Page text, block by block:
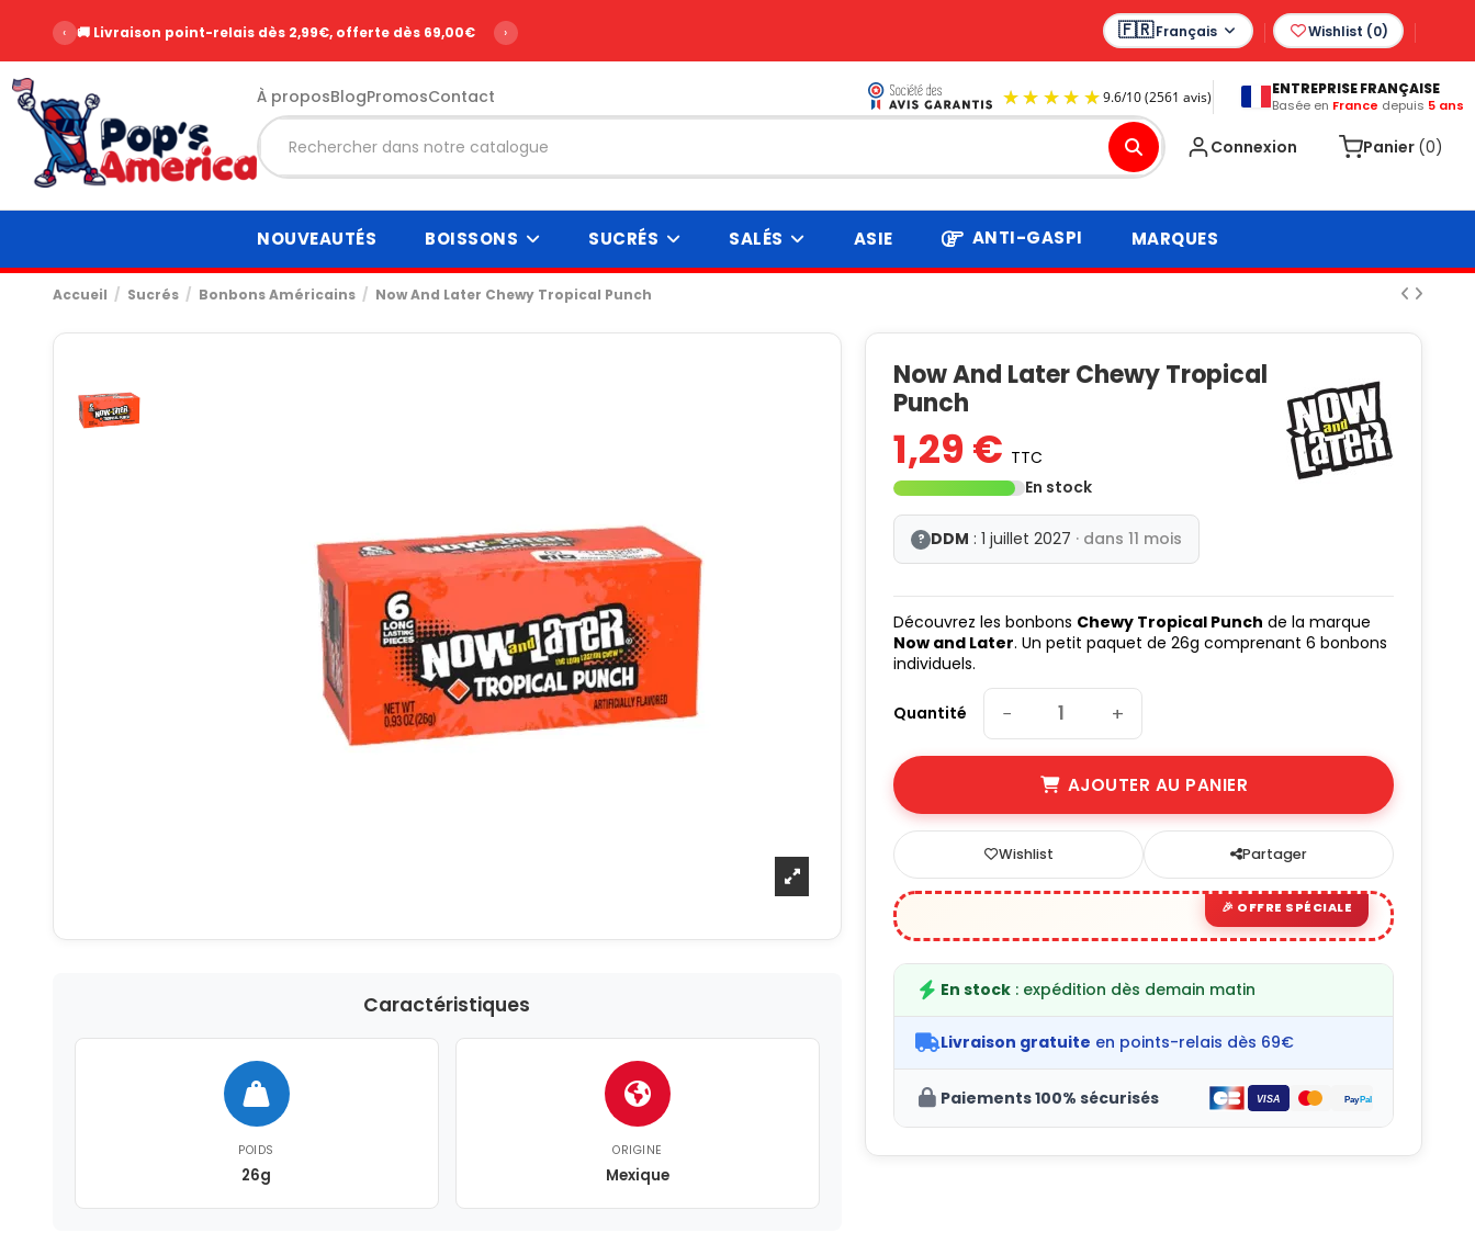
‹ 🚚 Livraison point-relais dès 2,99€, offerte dès 69,00€ › Français Wishlist (0)
À proposBlogPromosContact
9.6/10 (2561 avis)
ENTREPRISE FRANÇAISE
Basée en France depuis 5 ans
Connexion Panier (0)
NOUVEAUTÉS BOISSONS SUCRÉS SALÉS ASIE ANTI-GASPI MARQUES
Accueil Sucrés Bonbons Américains Now And Later Chewy Tropical Punch
Caractéristiques
POIDS
26g
ORIGINE
Mexique
Now And Later Chewy Tropical
Punch
1,29 € TTC
En stock
? DDM : 1 juillet 2027 · dans 11 mois
Découvrez les bonbons Chewy Tropical Punch de la marque
Now and Later. Un petit paquet de 26g comprenant 6 bonbons
individuels.
Quantité − +
AJOUTER AU PANIER
Wishlist Partager
En stock : expédition dès demain matin
Livraison gratuite en points-relais dès 69€
Paiements 100% sécurisés